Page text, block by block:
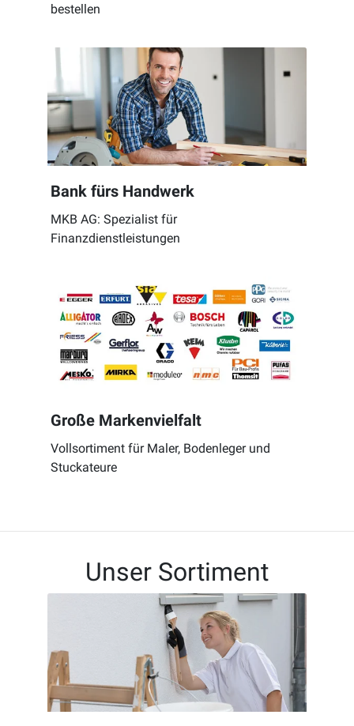
bestellen
Bank fürs Handwerk
MKB AG: Spezialist für
Finanzdienstleistungen
Große Markenvielfalt
Vollsortiment für Maler, Bodenleger und
Stuckateure
Unser Sortiment